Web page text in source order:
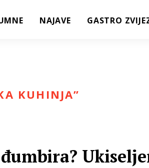
NAJAVE GASTRO
KUHINJA”